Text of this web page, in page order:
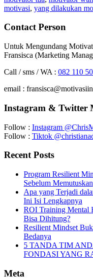
motivasi, yang dilakukan
Contact Person
Untuk Mengundang
Fransisca (Marketing
Call / sms / WA : 082 110
email :
Instagram & Twitter
Follow : Instagram
Follow : Tiktok
Recent Posts
Program Resilient
Sebelum Memutuskan
Apa yang Terjadi
Ini Isi Lengkapnya
ROI Training Mental
Bisa Dihitung?
Resilient Mindset
Bedanya
5 TANDA TIM
FONDASI YANG
Meta